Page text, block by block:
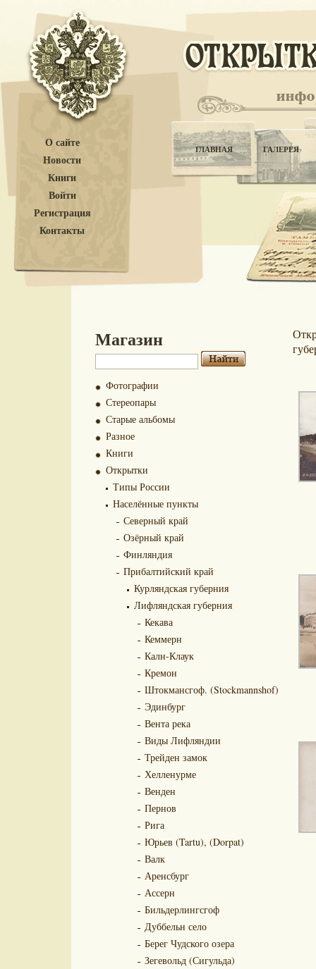
О сайте
Новости
Книги
Войти
Регистрация
Контакты
ГЛАВНАЯ ГАЛЕРЕЯ
Магазин
Фотографии
Стереопары
Старые альбомы
Разное
Книги
Открытки
Типы России
Населённые пункты
Северный край
Озёрный край
Финляндия
Прибалтийский край
Курляндская губерния
Лифляндская губерния
Кекава
Кеммерн
Калн-Клаук
Кремон
Штокмансгоф. (Stockmannshof)
Эдинбург
Вента река
Виды Лифляндии
Трейден замок
Хелленурме
Венден
Пернов
Рига
Юрьев (Tartu), (Dorpat)
Валк
Аренсбург
Ассерн
Бильдерлингсгоф
Дуббельн село
Берег Чудского озера
Зегевольд (Сигульда)